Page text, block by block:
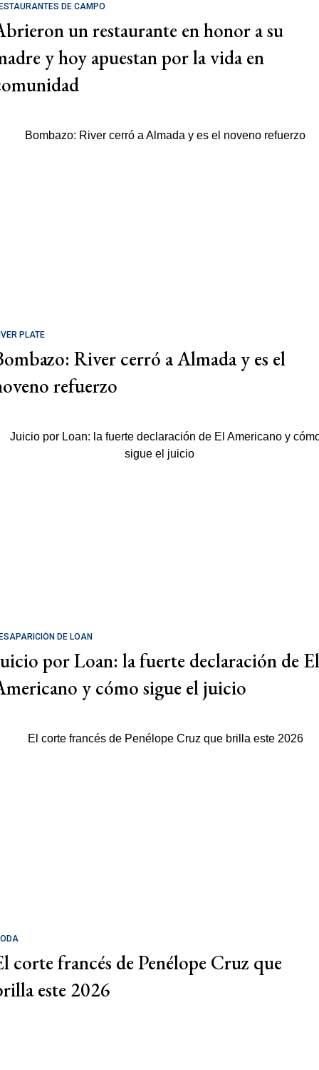
DE CAMPO
un restaurante en honor a su
y hoy apuestan por la vida en
PLATE
River cerró a Almada y es el
refuerzo
DE LOAN
por Loan: la fuerte declaración de El
y cómo sigue el juicio
corte francés de Penélope Cruz que
este 2026